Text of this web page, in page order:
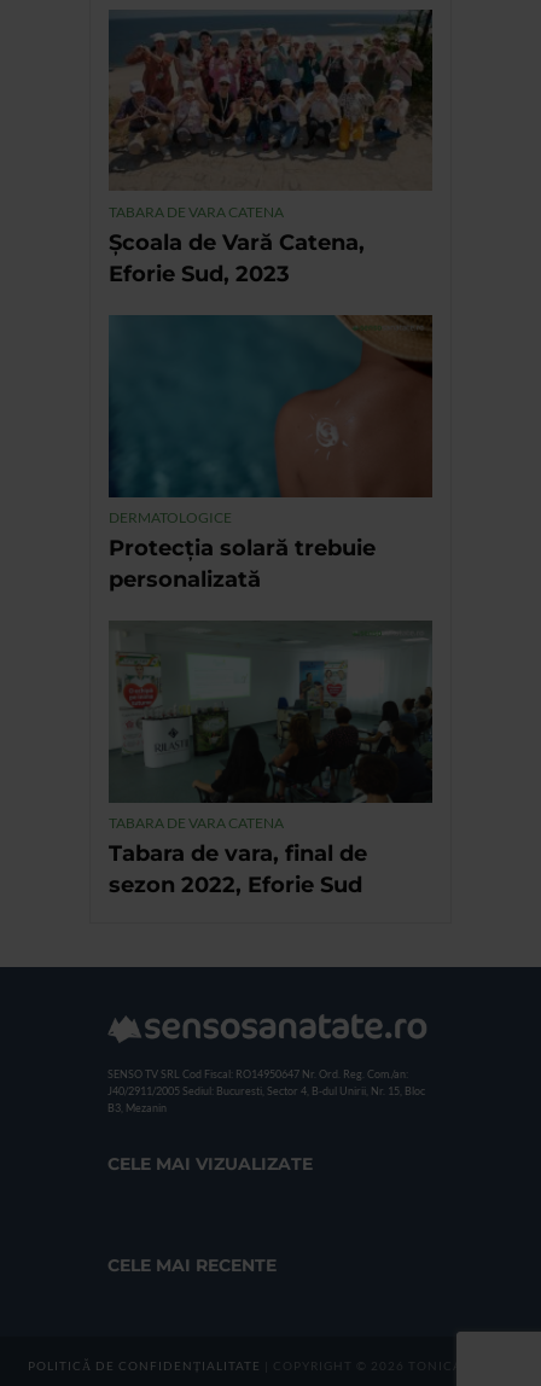
TABARA DE VARA CATENA
Școala de Vară Catena,
Eforie Sud, 2023
DERMATOLOGICE
Protecția solară trebuie
personalizată
TABARA DE VARA CATENA
Tabara de vara, final de
sezon 2022, Eforie Sud
SENSO TV SRL Cod Fiscal: RO14950647 Nr. Ord. Reg. Com./an:
J40/2911/2005 Sediul: Bucuresti, Sector 4, B-dul Unirii, Nr. 15, Bloc
B3, Mezanin
CELE MAI VIZUALIZATE
CELE MAI RECENTE
POLITICĂ DE CONFIDENȚIALITATE | COPYRIGHT © 2026 TONICA GROUP